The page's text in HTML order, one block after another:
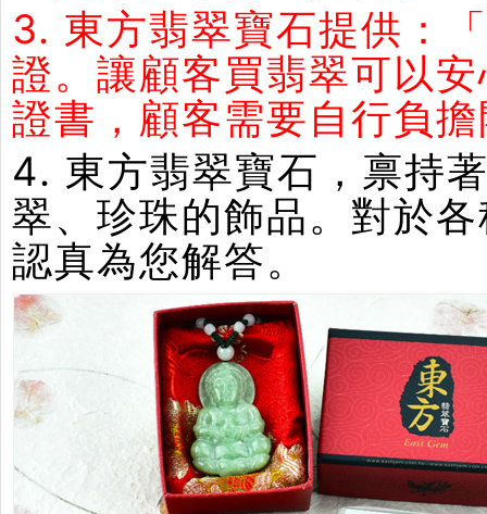
3. 東方翡翠寶石提供：
證。讓顧客買翡翠可以
證書，顧客需要自行負
4. 東方翡翠寶石，禀持
翠、珍珠的飾品。對於
認真為您解答。